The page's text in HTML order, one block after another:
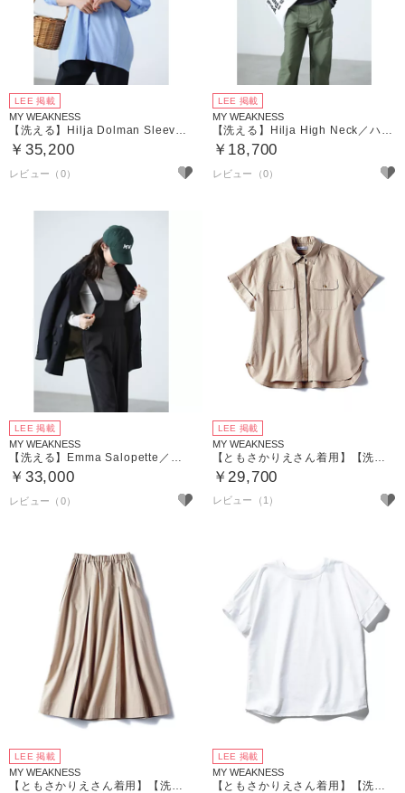
LEE 掲載
MY WEAKNESS
【洗える】Hilja Dolman Sleeve Shirt／ドルマンスリーブシャツ
￥35,200
LEE 掲載
MY WEAKNESS
【洗える】Hilja High Neck／ハイネックニット
￥18,700
LEE 掲載
MY WEAKNESS
【洗える】Emma Salopette／サロペット
￥33,000
LEE 掲載
MY WEAKNESS
【ともさかりえさん着用】【洗える】Olja Safari Shirt ／ サファリシャツ
￥29,700
レビュー（1）
LEE 掲載
MY WEAKNESS
【ともさかりえさん着用】【洗える】Olja Safari Skirt ／ サファリタックフレアスカート
LEE 掲載
MY WEAKNESS
【ともさかりえさん着用】【洗える】Olja Tuck Sleeve T （タックスリーブTEE）